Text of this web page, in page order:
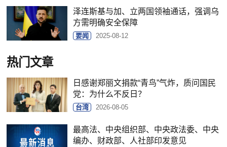
泽连斯基与加、立两国领袖通话，强调乌
方需明确安全保障
要闻 2025-08-12
热门文章
日感谢郑丽文捐款“青鸟”气炸，质问国民
党：为什么不反日？
台湾 2026-08-05
最高法、中央组织部、中央政法委、中央
编办、财政部、人社部印发意见